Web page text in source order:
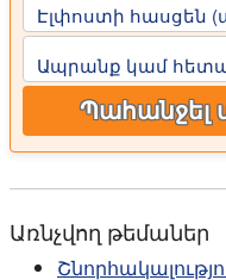
Էլփոստի հասցեն
Ապրանք կամ
Պահանջել
Առնչվող թեմաներ